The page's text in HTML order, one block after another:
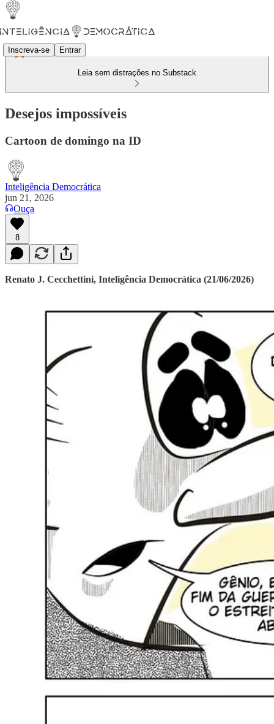
Inscreva-se Entrar
Leia sem distrações no Substack
Desejos impossíveis
Cartoon de domingo na ID
Inteligência Democrática
jun 21, 2026
Ouça
8
Renato J. Cecchettini, Inteligência Democrática (21/06/2026)